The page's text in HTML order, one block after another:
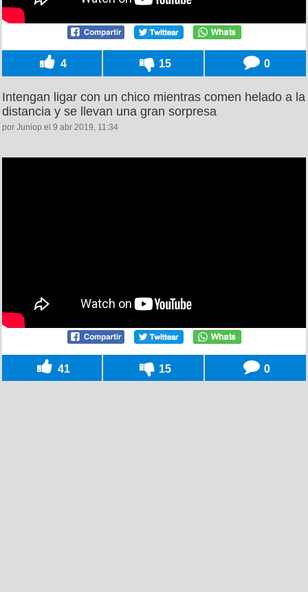
4 15 0
Intengan ligar con un chico mientras comen helado a la
distancia y se llevan una gran sorpresa
por Juniop el 9 abr 2019, 11:34
41 15 0